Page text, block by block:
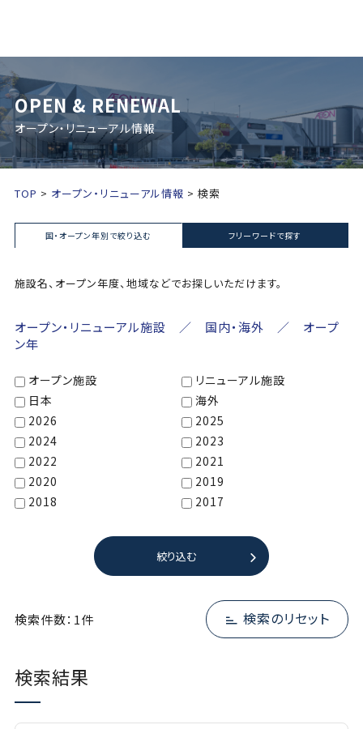
OPEN & RENEWAL
オープン・リニューアル情報
TOP オープン・リニューアル情報 検索
国・オープン年別で絞り込む フリーワードで探す
施設名、オープン年度、地域などでお探しいただけます。
オープン・リニューアル施設 ／ 国内・海外 ／ オープ
ン年
オープン施設
リニューアル施設
日本
海外
2026
2025
2024
2023
2022
2021
2020
2019
2018
2017
絞り込む
検索件数：1件 検索のリセット
検索結果